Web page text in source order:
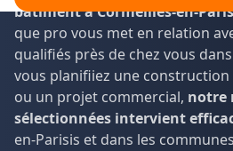
à Cormeilles-en-Parisis? La
met en relation avec des
chez vous dans le Val-d'Oise.
construction neuve, une
commercial,notre réseau
sélectionnées intervient
en-Parisis et dans les communes